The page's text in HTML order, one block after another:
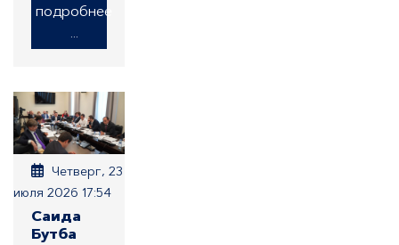
подробнее
...
Четверг, 23
июля 2026 17:54
Саида
Бутба